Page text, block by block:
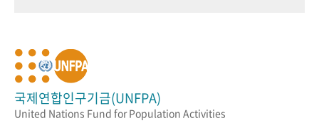
국제연합인구기금(UNFPA)
United Nations Fund for Population Activities